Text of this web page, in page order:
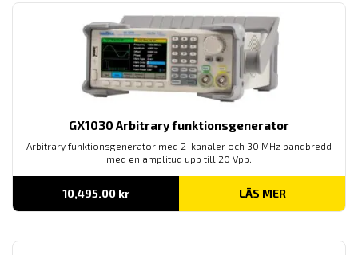
GX1030 Arbitrary funktionsgenerator
Arbitrary funktionsgenerator med 2-kanaler och 30 MHz bandbredd
med en amplitud upp till 20 Vpp.
10,495.00 kr LÄS MER